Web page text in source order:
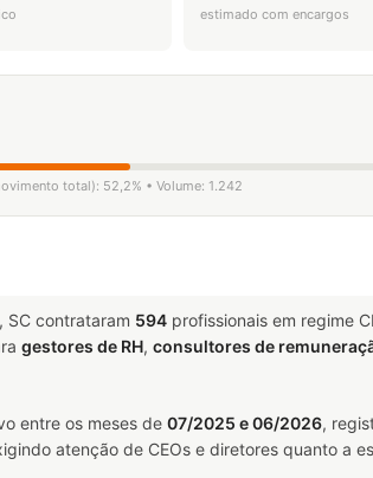
estimado com encargos
total): 52,2% • Volume: 1.242
SC contrataram 594 profissionais em regime
gestores de RH, consultores de
entre os meses de 07/2025 e 06/2026,
atenção de CEOs e diretores quanto a